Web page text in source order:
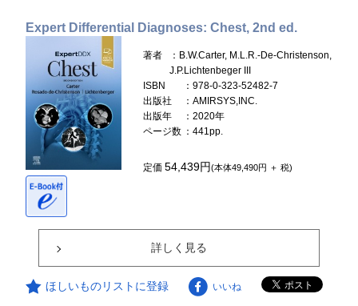
Expert Differential Diagnoses: Chest, 2nd ed.
著者
：B.W.Carter, M.L.R.-De-Christenson,
J.P.Lichtenbeger III
ISBN
：978-0-323-52482-7
出版社
：AMIRSYS,INC.
出版年
：2020年
ページ数 ：441pp.
定価54,439円(本体49,490円 ＋ 税)
詳しく見る
ほしいものリストに登録 いいね